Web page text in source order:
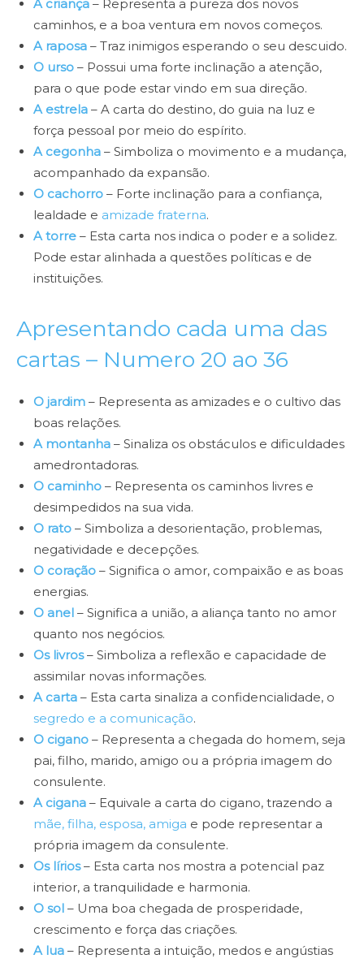
A criança – Representa a pureza dos novos
caminhos, e a boa ventura em novos começos.
A raposa – Traz inimigos esperando o seu descuido.
O urso – Possui uma forte inclinação a atenção,
para o que pode estar vindo em sua direção.
A estrela – A carta do destino, do guia na luz e
força pessoal por meio do espírito.
A cegonha – Simboliza o movimento e a mudança,
acompanhado da expansão.
O cachorro – Forte inclinação para a confiança,
lealdade e amizade fraterna.
A torre – Esta carta nos indica o poder e a solidez.
Pode estar alinhada a questões políticas e de
instituições.
Apresentando cada uma das
cartas – Numero 20 ao 36
O jardim – Representa as amizades e o cultivo das
boas relações.
A montanha – Sinaliza os obstáculos e dificuldades
amedrontadoras.
O caminho – Representa os caminhos livres e
desimpedidos na sua vida.
O rato – Simboliza a desorientação, problemas,
negatividade e decepções.
O coração – Significa o amor, compaixão e as boas
energias.
O anel – Significa a união, a aliança tanto no amor
quanto nos negócios.
Os livros– Simboliza a reflexão e capacidade de
assimilar novas informações.
A carta – Esta carta sinaliza a confidencialidade, o
segredo e a comunicação.
O cigano – Representa a chegada do homem, seja
pai, filho, marido, amigo ou a própria imagem do
consulente.
A cigana – Equivale a carta do cigano, trazendo a
mãe, filha, esposa, amiga e pode representar a
própria imagem da consulente.
Os lírios– Esta carta nos mostra a potencial paz
interior, a tranquilidade e harmonia.
O sol – Uma boa chegada de prosperidade,
crescimento e força das criações.
A lua – Representa a intuição, medos e angústias